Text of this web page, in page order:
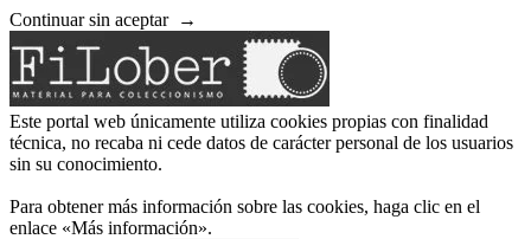
Continuar sin aceptar →
Este portal web únicamente utiliza cookies propias con finalidad
técnica, no recaba ni cede datos de carácter personal de los usuarios
sin su conocimiento.
Para obtener más información sobre las cookies, haga clic en el
enlace «Más información».